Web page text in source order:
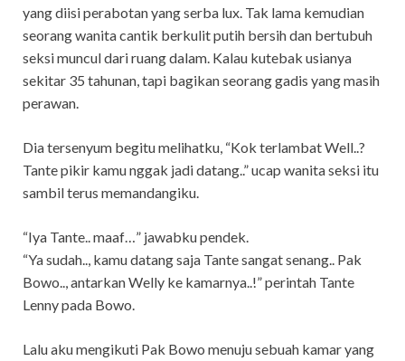
yang diisi perabotan yang serba lux. Tak lama kemudian
seorang wanita cantik berkulit putih bersih dan bertubuh
seksi muncul dari ruang dalam. Kalau kutebak usianya
sekitar 35 tahunan, tapi bagikan seorang gadis yang masih
perawan.
Dia tersenyum begitu melihatku, “Kok terlambat Well..?
Tante pikir kamu nggak jadi datang..” ucap wanita seksi itu
sambil terus memandangiku.
“Iya Tante.. maaf…” jawabku pendek.
“Ya sudah.., kamu datang saja Tante sangat senang.. Pak
Bowo.., antarkan Welly ke kamarnya..!” perintah Tante
Lenny pada Bowo.
Lalu aku mengikuti Pak Bowo menuju sebuah kamar yang